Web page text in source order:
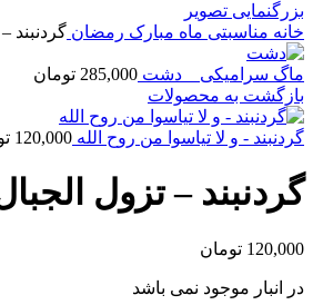
بزرگنمایی تصویر
خانه مناسبتی ماه مبارک رمضان گردنبند
ماگ سرامیکی _ دشت 285,000 تومان
بازگشت به محصولات
گردنبند - و لا تیاسوا من روح الله 120,000
گردنبند – تزول
120,000 تومان
در انبار موجود نمی باشد